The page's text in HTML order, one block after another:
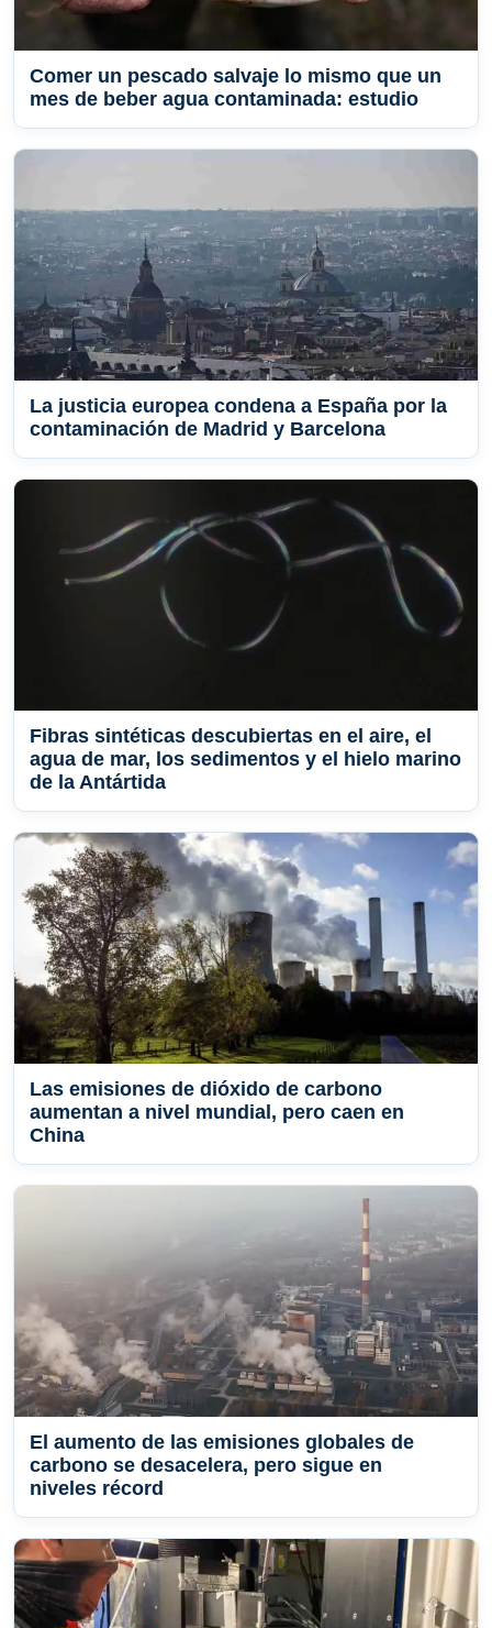
Comer un pescado salvaje lo mismo que un
mes de beber agua contaminada: estudio
La justicia europea condena a España por la
contaminación de Madrid y Barcelona
Fibras sintéticas descubiertas en el aire, el
agua de mar, los sedimentos y el hielo marino
de la Antártida
Las emisiones de dióxido de carbono
aumentan a nivel mundial, pero caen en
China
El aumento de las emisiones globales de
carbono se desacelera, pero sigue en
niveles récord